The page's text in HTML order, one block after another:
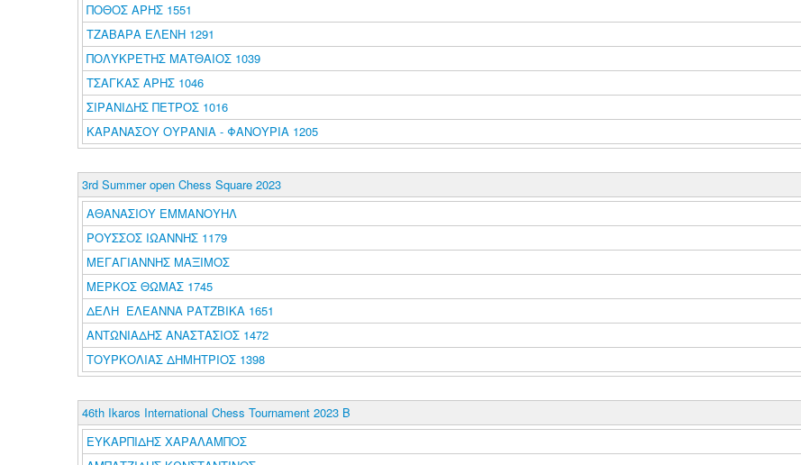
ΠΟΘΟΣ ΑΡΗΣ 1551
ΤΖΑΒΑΡΑ ΕΛΕΝΗ 1291
ΠΟΛΥΚΡΕΤΗΣ ΜΑΤΘΑΙΟΣ 1039
ΤΣΑΓΚΑΣ ΑΡΗΣ 1046
ΣΙΡΑΝΙΔΗΣ ΠΕΤΡΟΣ 1016
ΚΑΡΑΝΑΣΟΥ ΟΥΡΑΝΙΑ - ΦΑΝΟΥΡΙΑ 1205
3rd Summer open Chess Square 2023
ΑΘΑΝΑΣΙΟΥ ΕΜΜΑΝΟΥΗΛ
ΡΟΥΣΣΟΣ ΙΩΑΝΝΗΣ 1179
ΜΕΓΑΓΙΑΝΝΗΣ ΜΑΞΙΜΟΣ
ΜΕΡΚΟΣ ΘΩΜΑΣ 1745
ΔΕΛΗ ΕΛΕΑΝΝΑ ΡΑΤΖΒΙΚΑ 1651
ΑΝΤΩΝΙΑΔΗΣ ΑΝΑΣΤΑΣΙΟΣ 1472
ΤΟΥΡΚΟΛΙΑΣ ΔΗΜΗΤΡΙΟΣ 1398
46th Ikaros International Chess Tournament 2023 B
ΕΥΚΑΡΠΙΔΗΣ ΧΑΡΑΛΑΜΠΟΣ